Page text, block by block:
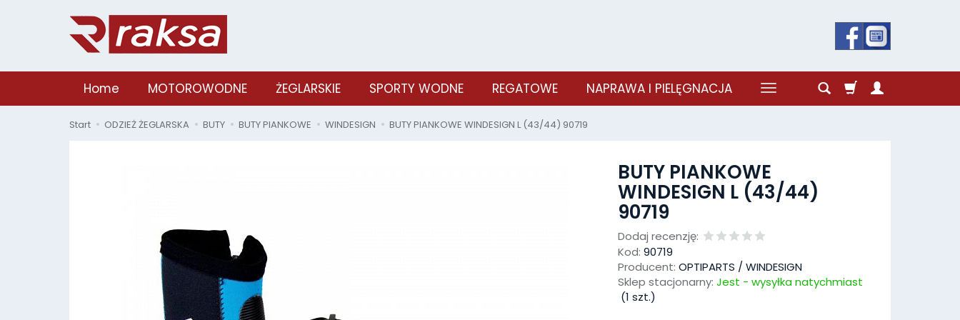
Home MOTOROWODNE ŻEGLARSKIE SPORTY WODNE REGATOWE NAPRAWA I PIELĘGNACJA
Start ODZIEŻ ŻEGLARSKA BUTY BUTY PIANKOWE WINDESIGN BUTY PIANKOWE WINDESIGN L (43/44) 90719
BUTY PIANKOWE
WINDESIGN L (43/44)
90719
Dodaj recenzję:
Kod: 90719
Producent: OPTIPARTS / WINDESIGN
Sklep stacjonarny: Jest - wysyłka natychmiast
(1 szt.)